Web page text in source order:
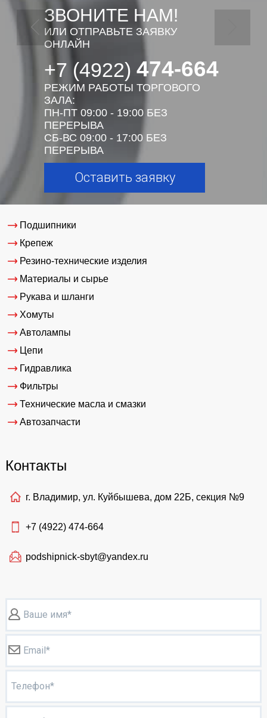
ЗВОНИТЕ НАМ!
ИЛИ ОТПРАВЬТЕ ЗАЯВКУ
ОНЛАЙН
+7 (4922) 474-664
РЕЖИМ РАБОТЫ ТОРГОВОГО
ЗАЛА:
ПН-ПТ 09:00 - 19:00 БЕЗ
ПЕРЕРЫВА
СБ-ВС 09:00 - 17:00 БЕЗ
ПЕРЕРЫВА
Оставить заявку
Подшипники
Крепеж
Резино-технические изделия
Материалы и сырье
Рукава и шланги
Хомуты
Автолампы
Цепи
Гидравлика
Фильтры
Технические масла и смазки
Автозапчасти
Контакты
г. Владимир, ул. Куйбышева, дом 22Б, секция №9
+7 (4922) 474-664
podshipnick-sbyt@yandex.ru
Ваше имя*
Email*
Телефон*